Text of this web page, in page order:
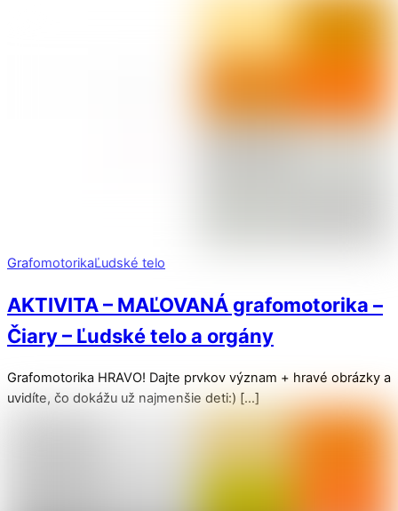
GrafomotorikaĽudské telo
AKTIVITA – MAĽOVANÁ grafomotorika –
Čiary – Ľudské telo a orgány
Grafomotorika HRAVO! Dajte prvkov význam + hravé obrázky a
uvidíte, čo dokážu už najmenšie deti:) […]